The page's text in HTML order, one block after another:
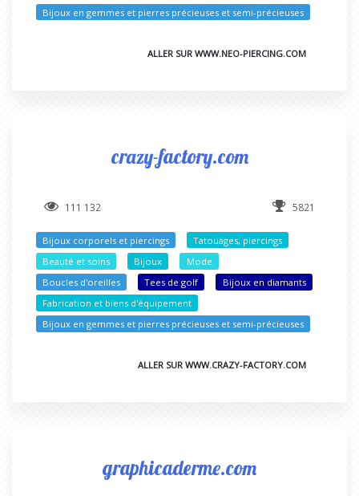
Bijoux en gemmes et pierres précieuses et semi-précieuses
ALLER SUR WWW.NEO-PIERCING.COM
crazy-factory.com
111 132 5821
Bijoux corporels et piercings
Tatouages, piercings
Beauté et soins
Bijoux
Mode
Boucles d'oreilles
Tees de golf
Bijoux en diamants
Fabrication et biens d'équipement
Bijoux en gemmes et pierres précieuses et semi-précieuses
ALLER SUR WWW.CRAZY-FACTORY.COM
graphicaderme.com